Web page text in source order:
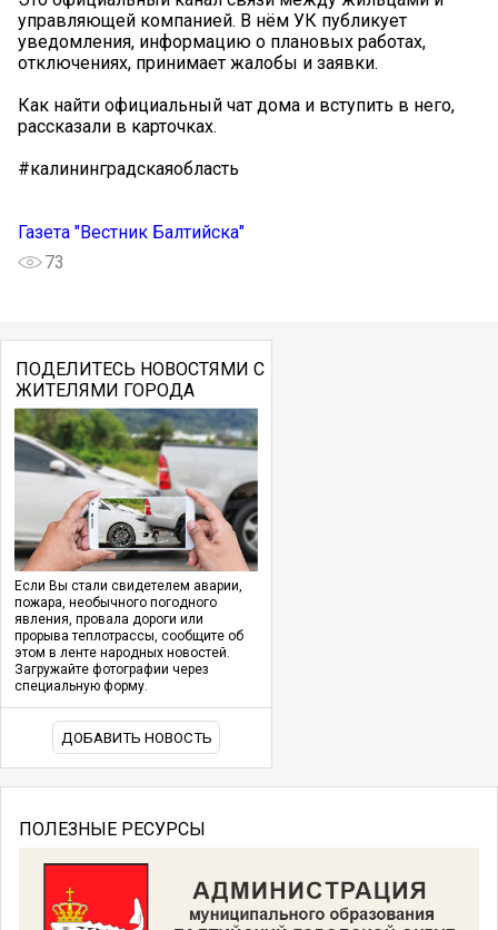
управляющей компанией. В нём УК публикует
уведомления, информацию о плановых работах,
отключениях, принимает жалобы и заявки.
Как найти официальный чат дома и вступить в него,
рассказали в карточках.
#калининградскаяобласть
Газета "Вестник Балтийска"
73
ПОДЕЛИТЕСЬ НОВОСТЯМИ С
ЖИТЕЛЯМИ ГОРОДА
Если Вы стали свидетелем аварии,
пожара, необычного погодного
явления, провала дороги или
прорыва теплотрассы, сообщите об
этом в ленте народных новостей.
Загружайте фотографии через
специальную форму.
ДОБАВИТЬ НОВОСТЬ
ПОЛЕЗНЫЕ РЕСУРСЫ